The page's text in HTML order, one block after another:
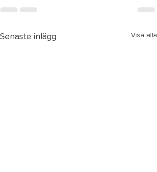
Senaste inlägg Visa alla